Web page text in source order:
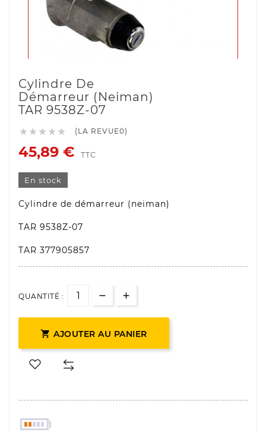
Cylindre De
Démarreur (neiman)
TAR 9538Z-07
     (LA REVUE0)
45,89 € TTC
En stock
Cylindre de démarreur (neiman)
TAR 9538Z-07
TAR 377905857
QUANTITÉ :
 AJOUTER AU PANIER